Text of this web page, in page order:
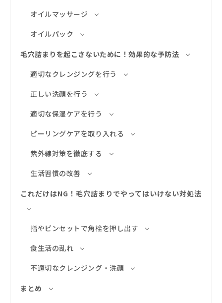
オイルマッサージ
オイルパック
毛穴詰まりを起こさないために！効果的な予防法
適切なクレンジングを行う
正しい洗顔を行う
適切な保湿ケアを行う
ピーリングケアを取り入れる
紫外線対策を徹底する
生活習慣の改善
これだけはNG！毛穴詰まりでやってはいけない対処法
指やピンセットで角栓を押し出す
食生活の乱れ
不適切なクレンジング・洗顔
まとめ